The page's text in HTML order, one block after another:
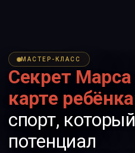
МАСТЕР-КЛАСС
Секрет
карте ребёнка
спорт,
потенциал